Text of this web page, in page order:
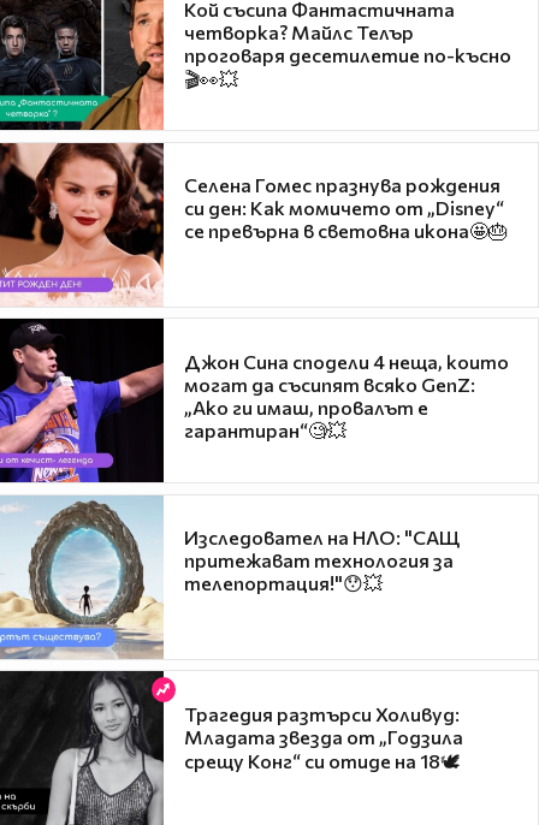
Кой съсипа Фантастичната
четворка? Майлс Телър
проговаря десетилетие по-късно
🎬👀💥
Селена Гомес празнува рождения
си ден: Как момичето от „Disney“
се превърна в световна икона🤩🎂
Джон Сина сподели 4 неща, които
могат да съсипят всяко GenZ:
„Ако ги имаш, провалът е
гарантиран“🧐💥
Изследовател на НЛО: "САЩ
притежават технология за
телепортация!"😯💥
Трагедия разтърси Холивуд:
Младата звезда от „Годзила
срещу Конг“ си отиде на 18🕊️